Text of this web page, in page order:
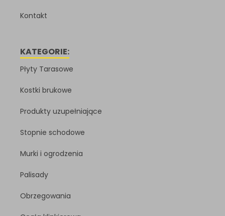
Kontakt
KATEGORIE:
Płyty Tarasowe
Kostki brukowe
Produkty uzupełniające
Stopnie schodowe
Murki i ogrodzenia
Palisady
Obrzegowania